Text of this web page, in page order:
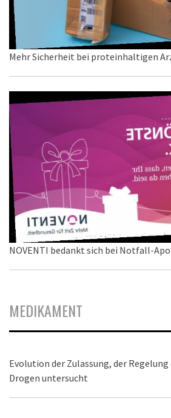
Mehr Sicherheit bei proteinhaltigen
NOVENTI bedankt sich bei Notfall-
MEDIKAMENT
Evolution der Zulassung, der
Drogen untersucht